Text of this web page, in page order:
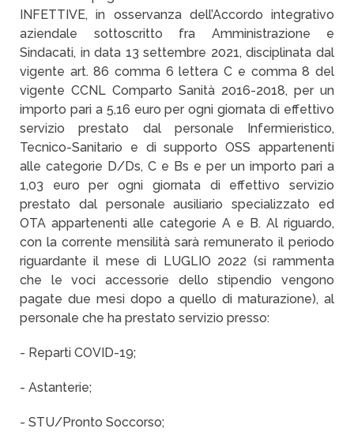
INFETTIVE, in osservanza dell’Accordo integrativo
aziendale sottoscritto fra Amministrazione e
Sindacati, in data 13 settembre 2021, disciplinata dal
vigente art. 86 comma 6 lettera C e comma 8 del
vigente CCNL Comparto Sanità 2016-2018, per un
importo pari a 5,16 euro per ogni giornata di effettivo
servizio prestato dal personale Infermieristico,
Tecnico-Sanitario e di supporto OSS appartenenti
alle categorie D/Ds, C e Bs e per un importo pari a
1,03 euro per ogni giornata di effettivo servizio
prestato dal personale ausiliario specializzato ed
OTA appartenenti alle categorie A e B. Al riguardo,
con la corrente mensilità sarà remunerato il periodo
riguardante il mese di LUGLIO 2022 (si rammenta
che le voci accessorie dello stipendio vengono
pagate due mesi dopo a quello di maturazione), al
personale che ha prestato servizio presso:
- Reparti COVID-19;
- Astanterie;
- STU/Pronto Soccorso;